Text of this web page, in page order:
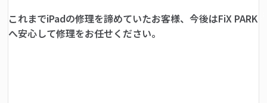
これまでiPadの修理を諦めていたお客様、今後はFiX PARK
へ安心して修理をお任せください。